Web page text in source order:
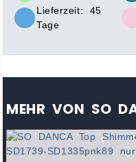
Lieferzeit: 45
Tage
MEHR VON SO